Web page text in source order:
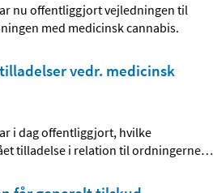
nu offentliggjort vejledningen til
med medicinsk cannabis.
vedr. medicinsk
i dag offentliggjort, hvilke
tilladelse i relation til ordningerne…